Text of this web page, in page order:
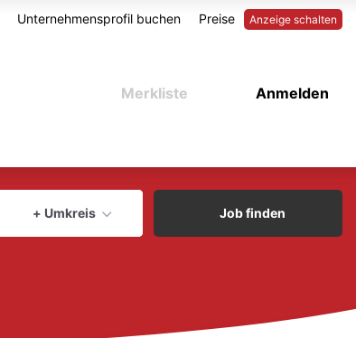
Anzeige schalten
Unternehmensprofil buchen Preise
Anmelden
Merkliste
+ Umkreis
aktuellen Ort verwenden
Job finden